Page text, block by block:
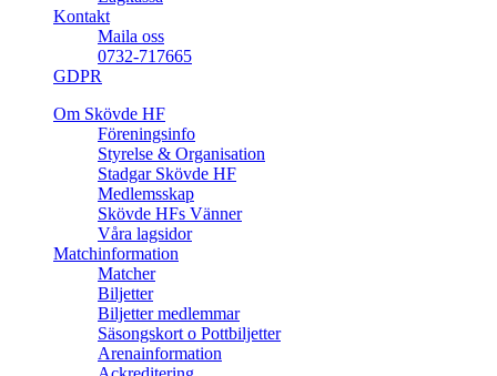
Kontakt
Maila oss
0732-717665
GDPR
Om Skövde HF
Föreningsinfo
Styrelse & Organisation
Stadgar Skövde HF
Medlemsskap
Skövde HFs Vänner
Våra lagsidor
Matchinformation
Matcher
Biljetter
Biljetter medlemmar
Säsongskort o Pottbiljetter
Arenainformation